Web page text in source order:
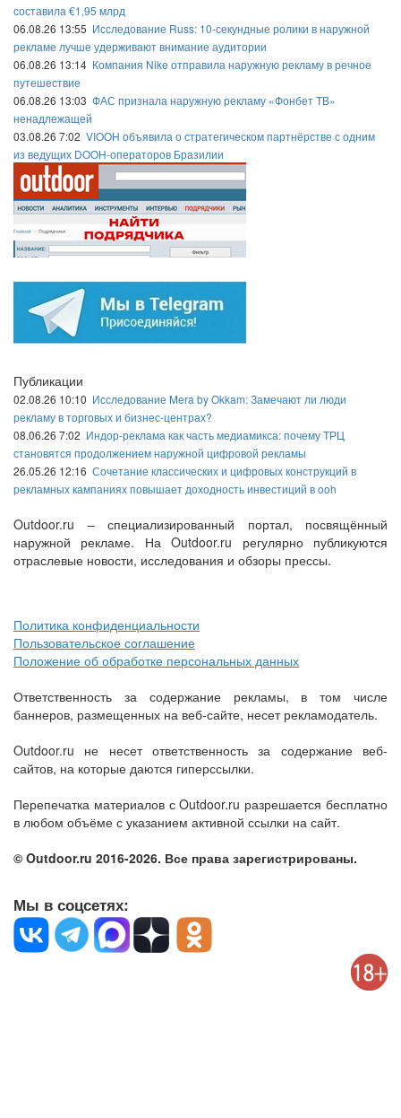
составила €1,95 млрд
06.08.26 13:55 Исследование Russ: 10-секундные ролики в наружной
рекламе лучше удерживают внимание аудитории
06.08.26 13:14 Компания Nike отправила наружную рекламу в речное
путешествие
06.08.26 13:03 ФАС признала наружную рекламу «Фонбет ТВ»
ненадлежащей
03.08.26 7:02 VIOOH объявила о стратегическом партнёрстве с одним
из ведущих DOOH-операторов Бразилии
Публикации
02.08.26 10:10 Исследование Mera by Okkam: Замечают ли люди
рекламу в торговых и бизнес-центрах?
08.06.26 7:02 Индор-реклама как часть медиамикса: почему ТРЦ
становятся продолжением наружной цифровой рекламы
26.05.26 12:16 Сочетание классических и цифровых конструкций в
рекламных кампаниях повышает доходность инвестиций в ooh
Outdoor.ru – специализированный портал, посвящённый
наружной рекламе. На Outdoor.ru регулярно публикуются
отраслевые новости, исследования и обзоры прессы.
Политика конфиденциальности
Пользовательское соглашение
Положение об обработке персональных данных
Ответственность за содержание рекламы, в том числе
баннеров, размещенных на веб-сайте, несет рекламодатель.
Outdoor.ru не несет ответственность за содержание веб-
сайтов, на которые даются гиперссылки.
Перепечатка материалов с Outdoor.ru разрешается бесплатно
в любом объёме с указанием активной ссылки на сайт.
© Outdoor.ru 2016-2026. Все права зарегистрированы.
Мы в соцсетях: